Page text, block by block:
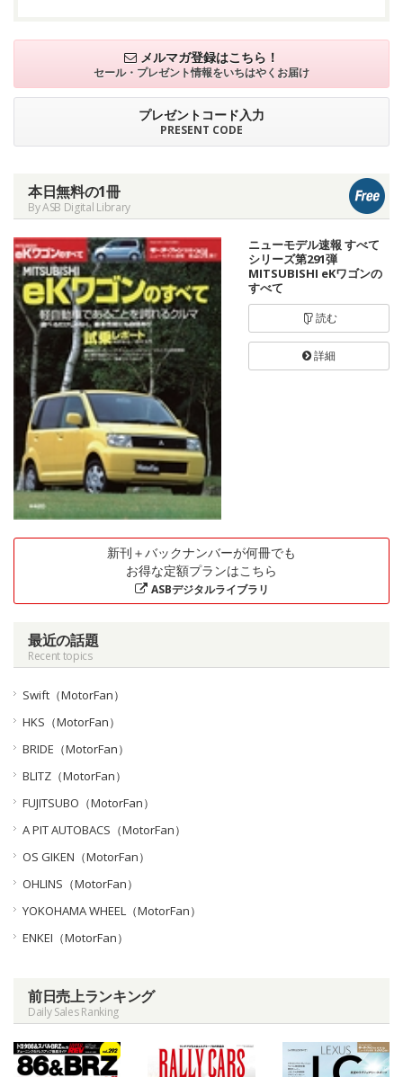
メルマガ登録はこちら！
セール・プレゼント情報をいちはやくお届け
プレゼントコード入力
PRESENT CODE
本日無料の1冊
By ASB Digital Library
ニューモデル速報 すべて
シリーズ第291弾
MITSUBISHI eKワゴンの
すべて
読む
詳細
新刊＋バックナンバーが何冊でも
お得な定額プランはこちら
ASBデジタルライブラリ
最近の話題
Recent topics
Swift（MotorFan）
HKS（MotorFan）
BRIDE（MotorFan）
BLITZ（MotorFan）
FUJITSUBO（MotorFan）
A PIT AUTOBACS（MotorFan）
OS GIKEN（MotorFan）
OHLINS（MotorFan）
YOKOHAMA WHEEL（MotorFan）
ENKEI（MotorFan）
前日売上ランキング
Daily Sales Ranking